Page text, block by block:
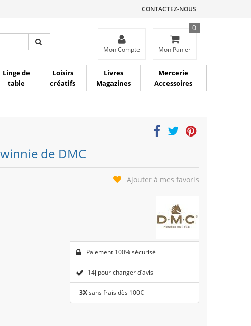
CONTACTEZ-NOUS
Mon Compte Mon Panier
0
Linge de
table
Loisirs
créatifs
Livres
Magazines
Mercerie
Accessoires
de DMC
Ajouter à mes favoris
Paiement 100% sécurisé
14j pour changer d’avis
3Xsans frais dès 100€